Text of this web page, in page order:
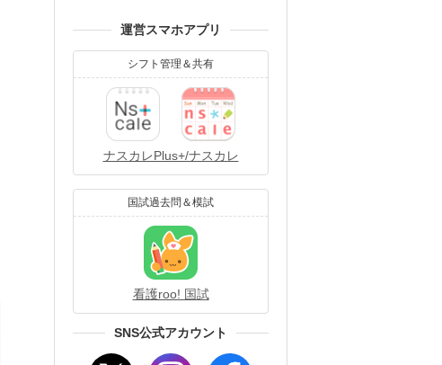
運営スマホアプリ
シフト管理＆共有
ナスカレPlus+/ナスカレ
国試過去問＆模試
看護roo! 国試
SNS公式アカウント